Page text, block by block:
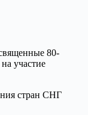
80-
участие
стран СНГ